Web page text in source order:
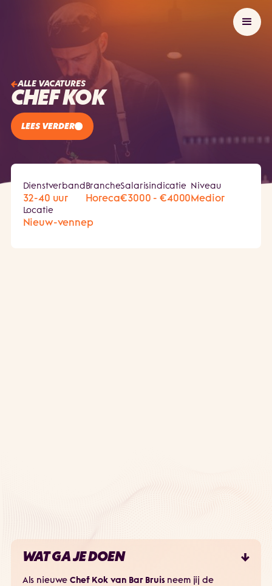
ALLE VACATURES
CHEF KOK
LEES VERDER
WAT GA JE DOEN
Als nieuweChef Kok van Bar Bruisneem jij de
Dienstverband
32-40 uur
Branche
Horeca
Salarisindicatie
€3000 - €4000
Niveau
Medior
Locatie
Nieuw-vennep